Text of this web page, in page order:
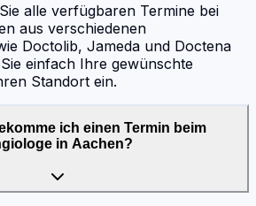
alle verfügbaren Termine bei
aus verschiedenen
Doctolib, Jameda und Doctena
einfach Ihre gewünschte
Standort ein.
ich einen Termin beim
in Aachen?